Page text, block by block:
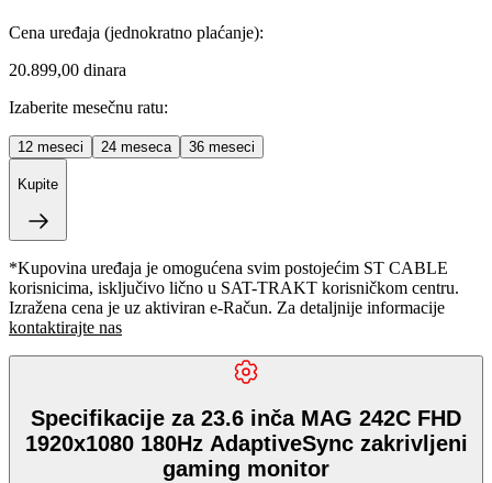
Cena uređaja (jednokratno plaćanje):
20.899,00 dinara
Izaberite mesečnu ratu:
12 meseci 24 meseca 36 meseci
Kupite
*Kupovina uređaja je omogućena svim postojećim ST CABLE
korisnicima, isključivo lično u SAT-TRAKT korisničkom centru.
Izražena cena je uz aktiviran e-Račun. Za detaljnije informacije
kontaktirajte nas
Specifikacije za 23.6 inča MAG 242C FHD
1920x1080 180Hz AdaptiveSync zakrivljeni
gaming monitor